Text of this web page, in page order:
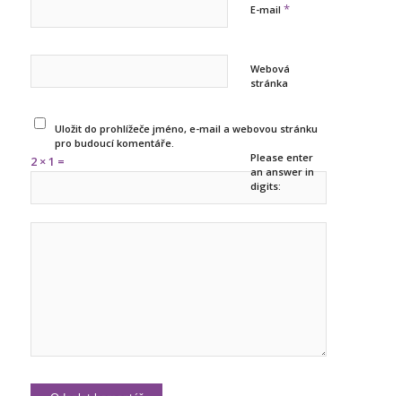
E-mail *
Webová
stránka
Uložit do prohlížeče jméno, e-mail a webovou stránku
pro budoucí komentáře.
Please enter
an answer in
digits:
2 × 1 =